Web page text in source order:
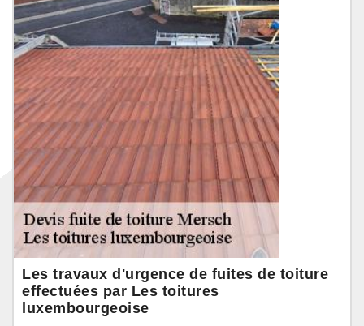
Les travaux d'urgence de fuites de toiture
effectuées par Les toitures
luxembourgeoise